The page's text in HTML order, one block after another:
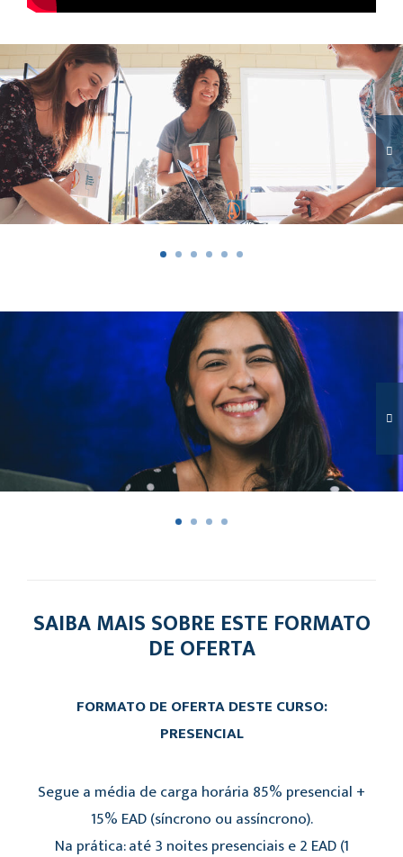
SAIBA MAIS SOBRE ESTE FORMATO
DE OFERTA
FORMATO DE OFERTA DESTE CURSO:
PRESENCIAL
Segue a média de carga horária 85% presencial +
15% EAD (síncrono ou assíncrono).
Na prática: até 3 noites presenciais e 2 EAD (1